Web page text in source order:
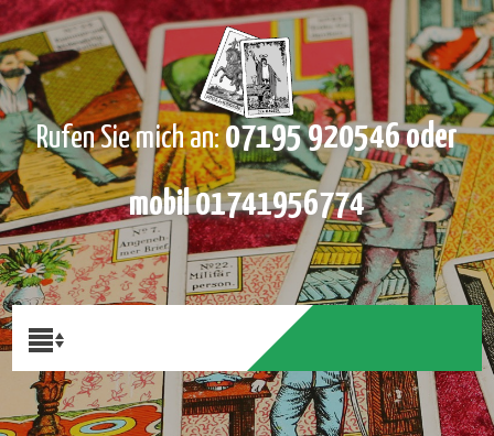
Rufen Sie mich an:07195 920546 oder
mobil 01741956774